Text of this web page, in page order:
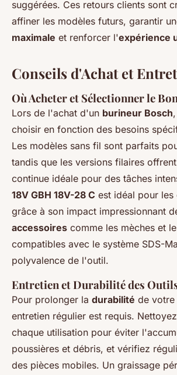
suggérées. Ces retours clients sont
affiner les modèles futurs, garantir
maximale et renforcer l'expérience
Conseils d'Achat et
Où Acheter et Sélectionner le
Lors de l'achat d'un burineur Bosch
choisir en fonction des besoins
Les modèles sans fil sont parfaits
tandis que les versions filaires
continue idéale pour des tâches
18V GBH 18V-28 C est idéal pour les
grâce à son impact impressionnant
accessoires comme les mèches et
compatibles avec le système SDS-
polyvalence de l'outil.
Entretien et Durabilité des
Pour prolonger la durabilité de votre
entretien régulier est requis.
chaque utilisation pour éviter
poussières et débris, et vérifiez
des pièces mobiles. Un graissage